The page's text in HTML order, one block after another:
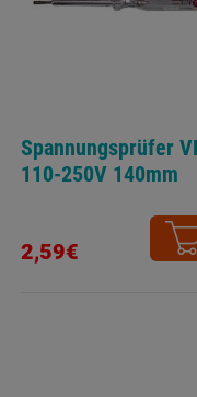
Spannungsprüfer
110-250V 140mm
2,59€